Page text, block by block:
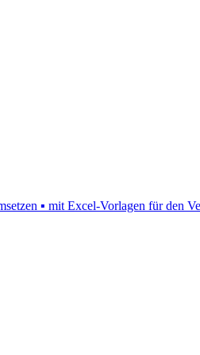
▪ mit Excel-Vorlagen für den